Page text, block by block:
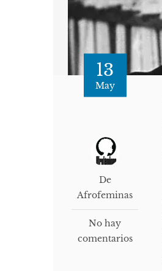
13
May
De
Afrofeminas
No hay
comentarios